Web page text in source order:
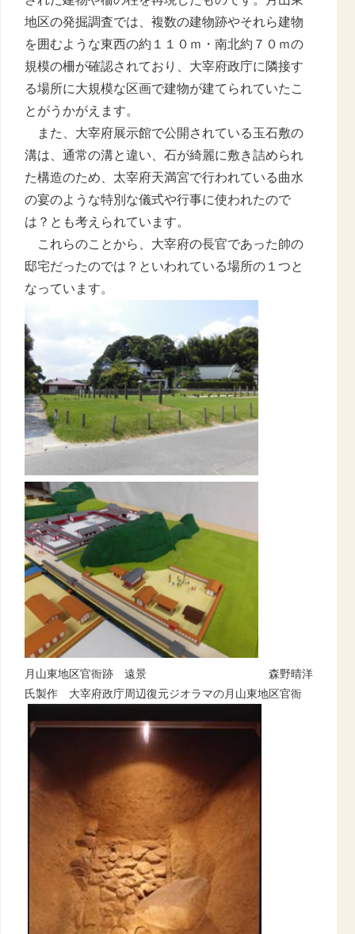
地区の発掘調査では、複数の建物跡やそれら建物
を囲むような東西の約１１０ｍ・南北約７０ｍの
規模の柵が確認されており、大宰府政庁に隣接す
る場所に大規模な区画で建物が建てられていたこ
とがうかがえます。
また、大宰府展示館で公開されている玉石敷の
溝は、通常の溝と違い、石が綺麗に敷き詰められ
た構造のため、太宰府天満宮で行われている曲水
の宴のような特別な儀式や行事に使われたので
は？とも考えられています。
これらのことから、大宰府の長官であった帥の
邸宅だったのでは？といわれている場所の１つと
なっています。
月山東地区官衙跡 遠景 森野晴洋
氏製作 大宰府政庁周辺復元ジオラマの月山東地区官衙